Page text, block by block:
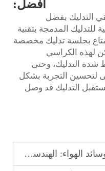
أفضل:
التدليك بفضل
للتدليك المدمجة بتقنية
بجلسة تدليك مخصصة
لهذه الكراسي
شدة التدليك، وحتى
لتحسين التجربة بشكل
التدليك قد وصل
وراء الكراسي التدليك الحديثة